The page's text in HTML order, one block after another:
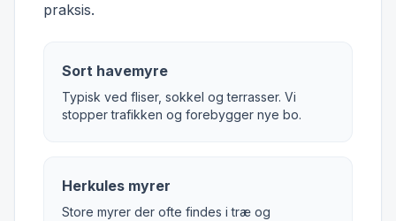
praksis.
Sort havemyre
Typisk ved fliser, sokkel og terrasser. Vi
stopper trafikken og forebygger nye bo.
Herkules myrer
Store myrer der ofte findes i træ og